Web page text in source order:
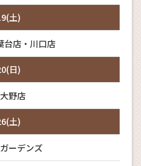
土)
台店・川口店
日)
野店
土)
ーデンズ